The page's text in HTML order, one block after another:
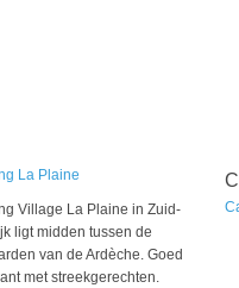
La Plaine
Village La Plaine in Zuid-
ligt midden tussen de
van de Ardèche. Goed
met streekgerechten.